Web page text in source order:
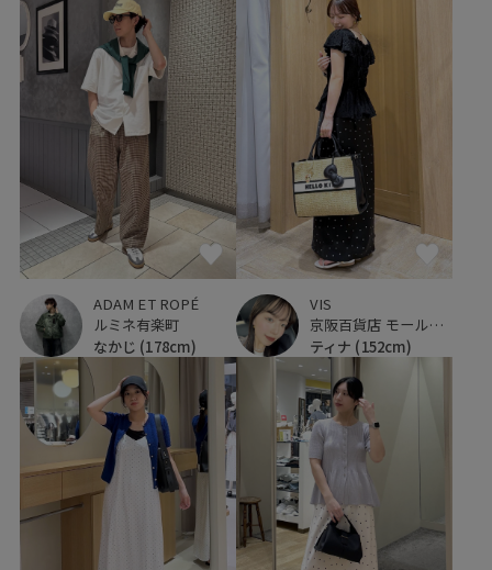
ADAM ET ROPÉ
ルミネ有楽町
なかじ (178cm)
VIS
京阪百貨店 モール京橋店
ティナ (152cm)